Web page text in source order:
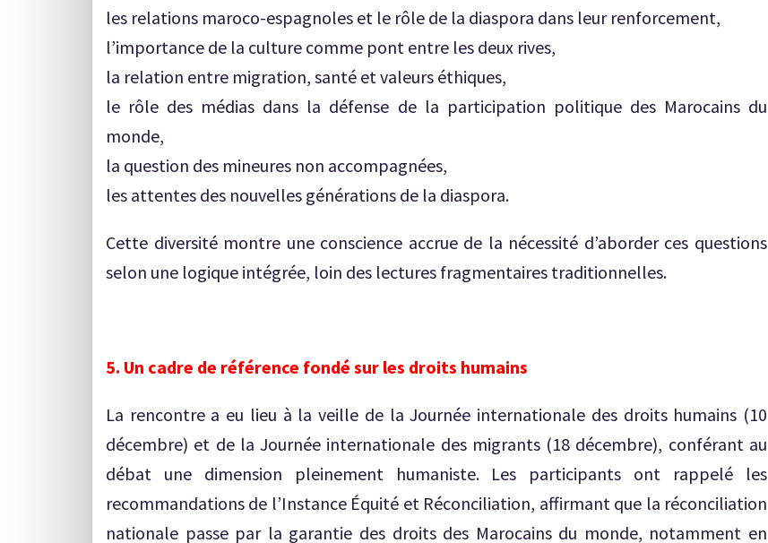
les relations maroco-espagnoles et le rôle de la diaspora dans leur renforcement,
l’importance de la culture comme pont entre les deux rives,
la relation entre migration, santé et valeurs éthiques,
le rôle des médias dans la défense de la participation politique des Marocains du
monde,
la question des mineures non accompagnées,
les attentes des nouvelles générations de la diaspora.
Cette diversité montre une conscience accrue de la nécessité d’aborder ces questions
selon une logique intégrée, loin des lectures fragmentaires traditionnelles.
5. Un cadre de référence fondé sur les droits humains
La rencontre a eu lieu à la veille de la Journée internationale des droits humains (10
décembre) et de la Journée internationale des migrants (18 décembre), conférant au
débat une dimension pleinement humaniste. Les participants ont rappelé les
recommandations de l’Instance Équité et Réconciliation, affirmant que la réconciliation
nationale passe par la garantie des droits des Marocains du monde, notamment en